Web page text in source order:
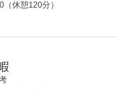
休憩120分）